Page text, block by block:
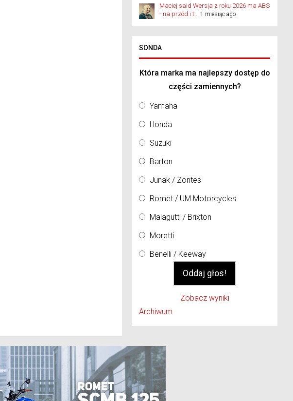
Maciej said Wersja z roku 2026 ma ABS
- na przód i t... 1 miesiąc ago
SONDA
Która marka ma najlepszy dostęp do
części zamiennych?
Yamaha
Honda
Suzuki
Barton
Junak / Zontes
Romet / UM Motorcycles
Malagutti / Brixton
Moretti
Benelli / Keeway
Zobacz wyniki
Archiwum